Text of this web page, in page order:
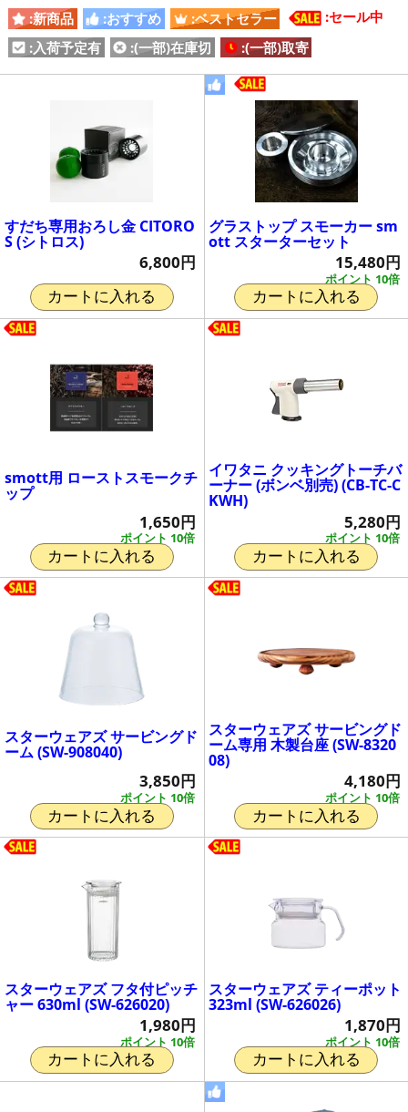
:新商品 :おすすめ :ベストセラー
:セール中
:入荷予定有
:(一部)在庫切 :(一部)取寄
すだち専用おろし金 CITORO
S (シトロス)
6,800円
カートに入れる
グラストップ スモーカー sm
ott スターターセット
ポイント 10倍
15,480円
カートに入れる
smott用 ローストスモークチ
ップ
ポイント 10倍
1,650円
カートに入れる
イワタニ クッキングトーチバ
ーナー (ボンベ別売) (CB-TC-C
KWH)
ポイント 10倍
5,280円
カートに入れる
スターウェアズ サービングド
ーム (SW-908040)
ポイント 10倍
3,850円
カートに入れる
スターウェアズ サービングド
ーム専用 木製台座 (SW-8320
08)
ポイント 10倍
4,180円
カートに入れる
スターウェアズ フタ付ピッチ
ャー 630ml (SW-626020)
ポイント 10倍
1,980円
カートに入れる
スターウェアズ ティーポット
323ml (SW-626026)
ポイント 10倍
1,870円
カートに入れる